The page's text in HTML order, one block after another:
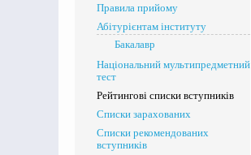
Правила прийому
Абітурієнтам інституту
Бакалавр
Національний мультипредметний
тест
Рейтингові списки вступників
Списки зарахованих
Списки рекомендованих
вступників